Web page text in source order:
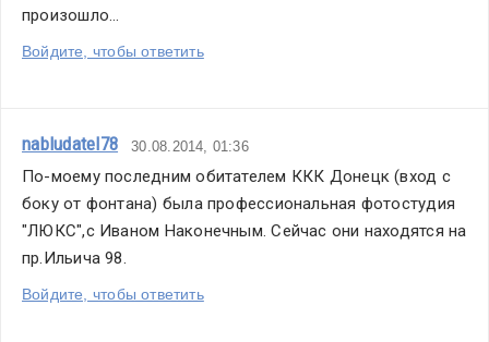
произошло...
Войдите, чтобы ответить
nabludatel78 30.08.2014, 01:36
По-моему последним обитателем ККК Донецк (вход с
боку от фонтана) была профессиональная фотостудия
"ЛЮКС",с Иваном Наконечным. Сейчас они находятся на
пр.Ильича 98.
Войдите, чтобы ответить